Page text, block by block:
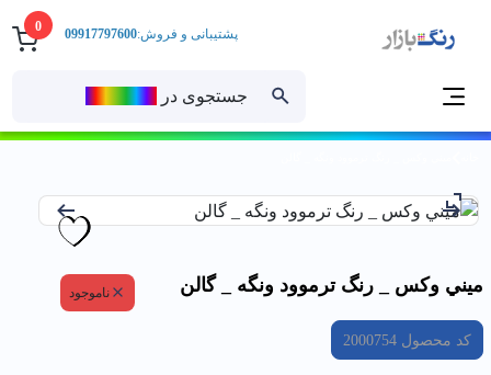
0
جستجوی در
پشتیبانی و فروش:09917797600
ميني وكس _ رنگ ترموود ونگه _ گالن ناموجود
کد محصول2000754